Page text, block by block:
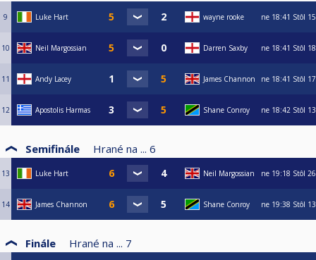
9 Luke Hart wayne rooke ne 18:41 Stôl 15
10 Neil Margossian Darren Saxby ne 18:41 Stôl 18
11 Andy Lacey James Channon ne 18:41 Stôl 17
12 Apostolis Harmas Shane Conroy ne 18:42 Stôl 13
Semifinále Hrané na ... 6
13 Luke Hart Neil Margossian ne 19:18 Stôl 26
14 James Channon Shane Conroy ne 19:38 Stôl 13
Finále Hrané na ... 7